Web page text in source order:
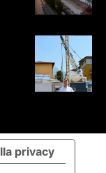
privacy